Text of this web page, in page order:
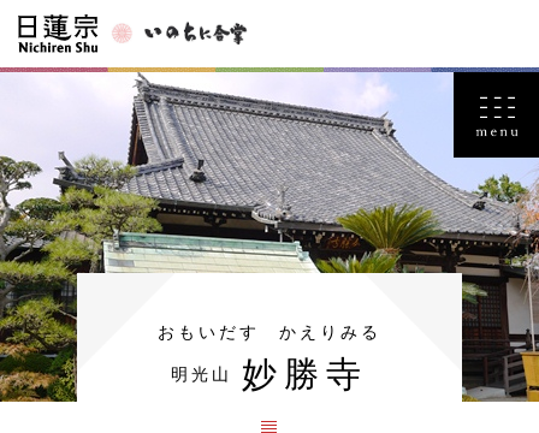
おもいだす かえりみる
明光山 妙勝寺